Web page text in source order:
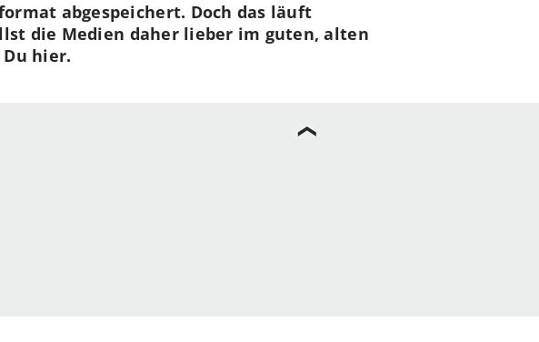
abgespeichert. Doch das läuft
die Medien daher lieber im guten, alten
Du hier.